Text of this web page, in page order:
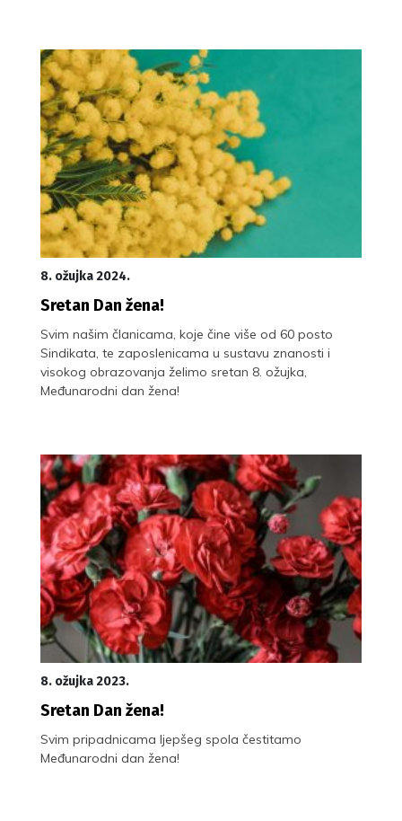
8. ožujka 2024.
Sretan Dan žena!
Svim našim članicama, koje čine više od 60 posto
Sindikata, te zaposlenicama u sustavu znanosti i
visokog obrazovanja želimo sretan 8. ožujka,
Međunarodni dan žena!
8. ožujka 2023.
Sretan Dan žena!
Svim pripadnicama ljepšeg spola čestitamo
Međunarodni dan žena!